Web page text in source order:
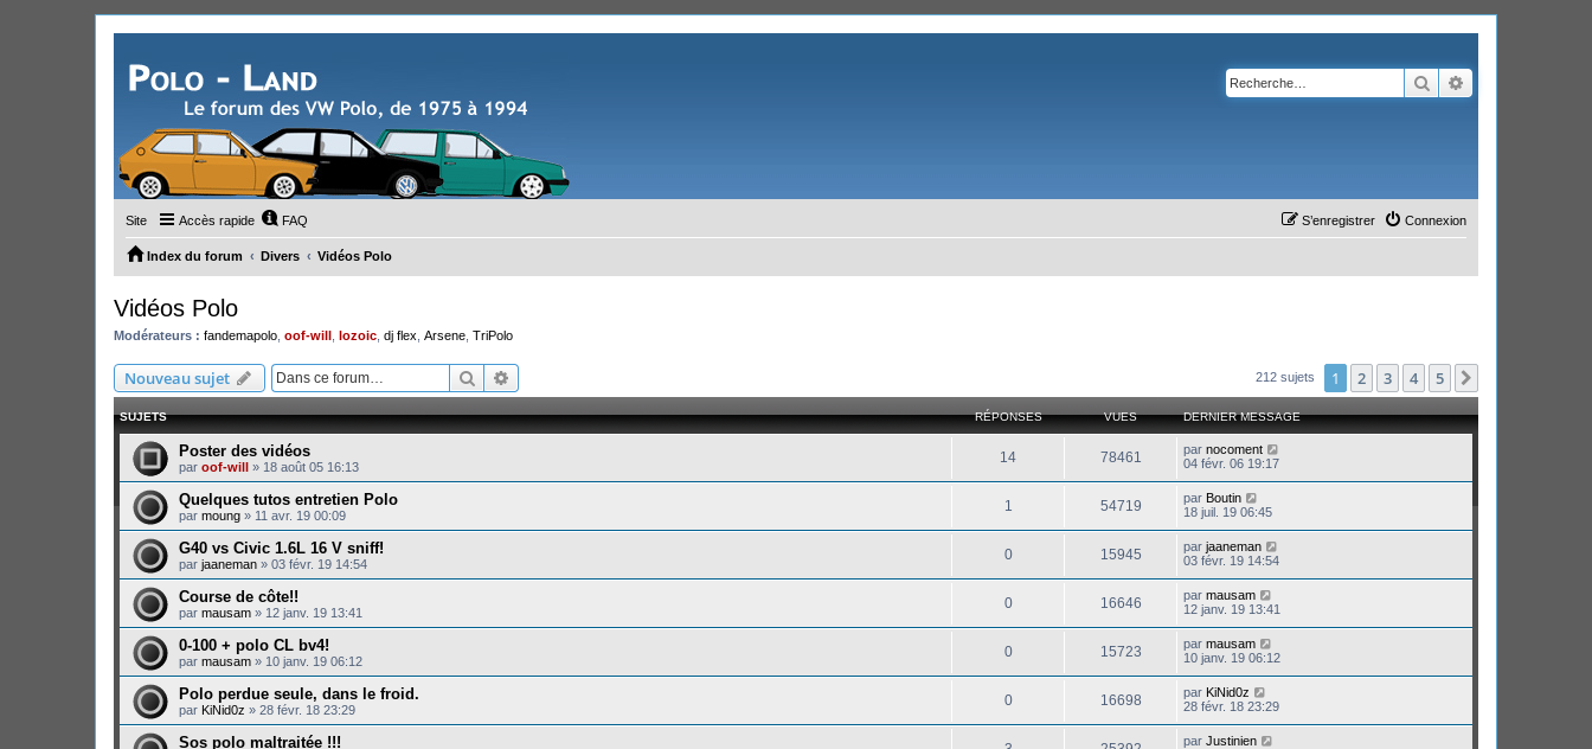
Rechercher
Site Accès rapide FAQ Connexion
S’enregistrer
Index du forum Divers Vidéos Polo
Vidéos Polo
Modérateurs : fandemapolo oof-will lozoic dj flex Arsene TriPolo
Nouveau sujet Rechercher 212 sujets 1 2 3 4 5
SUJETS RÉPONSES VUES DERNIER MESSAGE
Poster des vidéos
par oof-will » 18 août 05 16:13
14 78461 par nocoment
04 févr. 06 19:17
Quelques tutos entretien Polo
par moung » 11 avr. 19 00:09
1 54719 par Boutin
18 juil. 19 06:45
G40 vs Civic 1.6L 16 V sniff!
par jaaneman » 03 févr. 19 14:54
0 15945 par jaaneman
03 févr. 19 14:54
Course de côte!!
par mausam » 12 janv. 19 13:41
0 16646 par mausam
12 janv. 19 13:41
0-100 + polo CL bv4!
par mausam » 10 janv. 19 06:12
0 15723 par mausam
10 janv. 19 06:12
Polo perdue seule, dans le froid.
par KiNid0z » 28 févr. 18 23:29
0 16698 par KiNid0z
28 févr. 18 23:29
Sos polo maltraitée !!! par Justinien